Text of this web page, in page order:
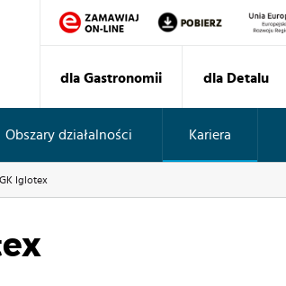
dla Gastronomii dla Detalu
Obszary działalności Kariera
Iglotex